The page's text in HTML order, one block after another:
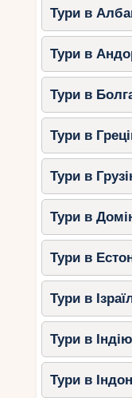
Вода
кінця
Листопад
Купання
теплого
Висновок:
купання у
вода стає
3.
Бурса,
Мармурове
Середземного
Тури в
Тури в
Тури в
Тури в
Тури в
Тури в
Тури в
Тури в
Тури в Індію
Тури в